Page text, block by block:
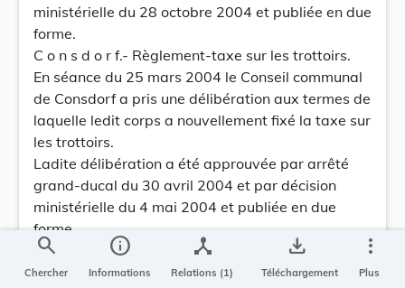
ministérielle du 28 octobre 2004 et publiée en due
forme.
C o n s d o r f.- Règlement-taxe sur les trottoirs.
En séance du 25 mars 2004 le Conseil communal
de Consdorf a pris une délibération aux termes de
laquelle ledit corps a nouvellement fixé la taxe sur
les trottoirs.
Ladite délibération a été approuvée par arrêté
grand-ducal du 30 avril 2004 et par décision
ministérielle du 4 mai 2004 et publiée en due
forme.
C o n s d o r f.- Règlement-taxe sur les résidences
secondaires.
search
Chercher
info
Informations
device_hub
Relations (1)
save_alt
Téléchargement
more_vert
Plus